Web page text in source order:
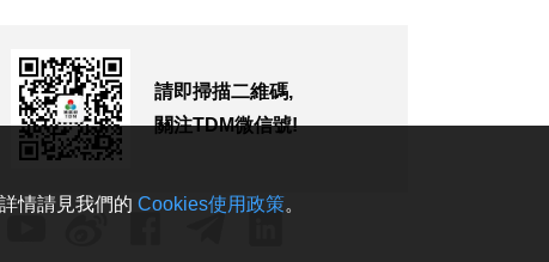
159
0
2026-08-07 16:50
請即掃描二維碼,
關注TDM微信號!
情請見我們的 Cookies使用政策。